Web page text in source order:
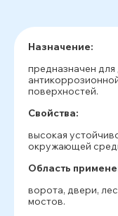
Назначение:
предназначен
поверхностей.
Свойства:
высокая
окружающей
Область
ворота, двери,
мостов.